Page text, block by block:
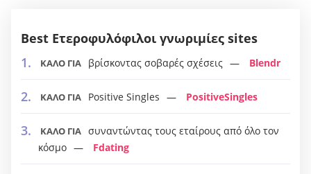
Best Ετεροφυλόφιλοι γνωριμίες sites
ΚΑΛΟ ΓΙΑ βρίσκοντας σοβαρές σχέσεις Blendr
ΚΑΛΟ ΓΙΑ Positive Singles PositiveSingles
ΚΑΛΟ ΓΙΑ συναντώντας τους εταίρους από όλο τον
κόσμο
Fdating